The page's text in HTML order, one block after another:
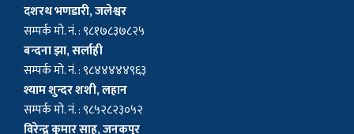
दशरथ भणडारी, जलेश्वर
सम्पर्क मो. नं. : ९८१७८३७८२५
बन्दना झा, सर्लाही
सम्पर्क मो. नं. : ९८४४४४४९६३
श्याम शुन्दर शशी, लहान
सम्पर्क मो. नं. : ९८५२८२३०५२
विरेन्द्र कुमार साह, जनकपुर